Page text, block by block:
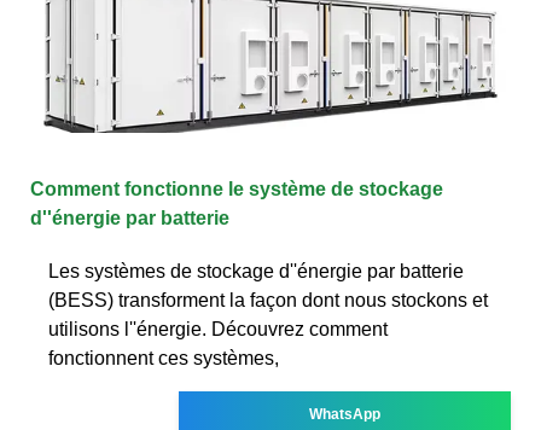
Comment fonctionne le système de stockage
d''énergie par batterie
Les systèmes de stockage d''énergie par batterie
(BESS) transforment la façon dont nous stockons et
utilisons l''énergie. Découvrez comment
fonctionnent ces systèmes,
WhatsApp